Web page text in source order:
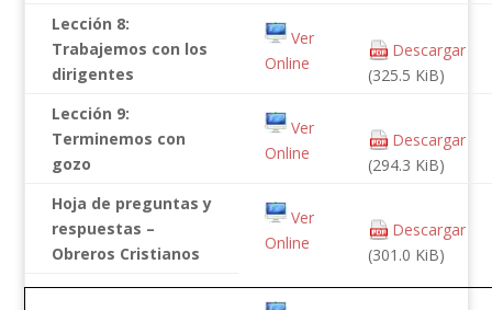
Lección 8:
Trabajemos con los
dirigentes
Ver
Online
Descargar
(325.5 KiB)
Lección 9:
Terminemos con
gozo
Ver
Online
Descargar
(294.3 KiB)
Hoja de preguntas y
respuestas –
Obreros Cristianos
Ver
Online
Descargar
(301.0 KiB)